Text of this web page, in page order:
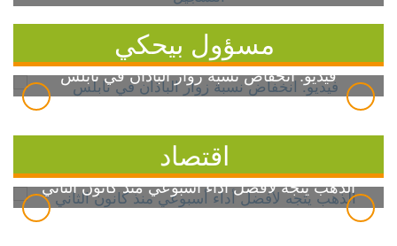
مسؤول بيحكي
فيديو: انخفاض نسبة زوار الباذان في نابلس
اقتصاد
الذهب يتجه لأفضل أداء أسبوعي منذ كانون الثاني